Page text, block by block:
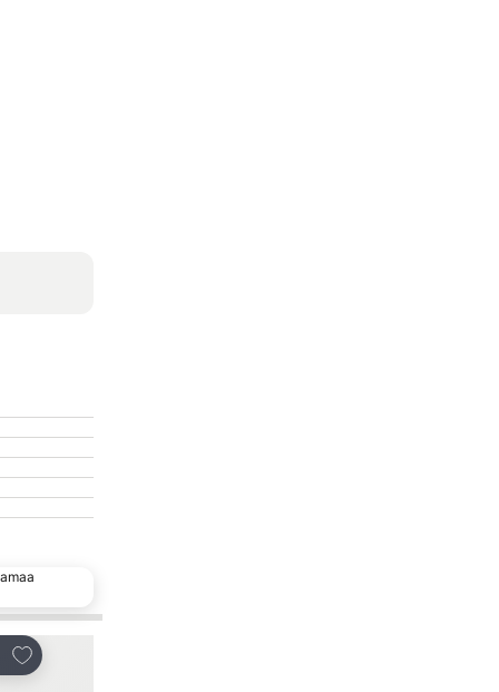
Lisää suosikkeihin